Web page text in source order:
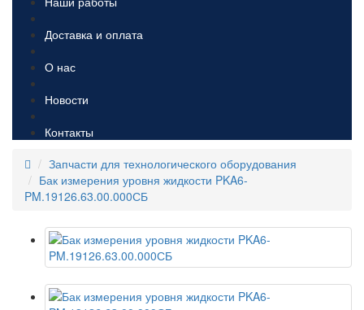
Доставка и оплата
О нас
Новости
Контакты
Запчасти для технологического оборудования
Бак измерения уровня жидкости PKA6-
PM.19126.63.00.000СБ